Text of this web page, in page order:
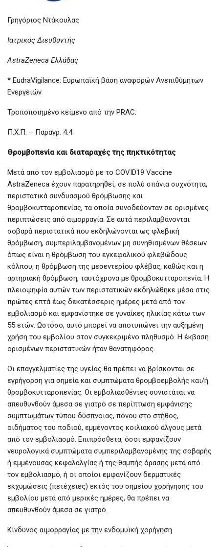
Γρηγόριος Ντάκουλας
Ιατρικός Διευθυντής
AstraZeneca Ελλάδας
* EudraVigilance: Ευρωπαϊκή βάση αναφορών Ανεπιθύμητων
Ενεργειών
Τροποποιημένο κείμενο από την PRAC:
Π.Χ.Π. – Παραγρ. 4.4
Θρομβοπενία και διαταραχές της πηκτικότητας
Μετά από τον εμβολιασμό με το COVID19 Vaccine
AstraZeneca έχουν παρατηρηθεί, σε πολύ σπάνια συχνότητα,
περιστατικά συνδυασμού θρόμβωσης και
θρομβοκυτταροπενίας, τα οποία συνοδεύονταν σε ορισμένες
περιπτώσεις από αιμορραγία. Σε αυτά περιλαμβάνονται
σοβαρά περιστατικά που εκδηλώνονται ως φλεβική
θρόμβωση, συμπεριλαμβανομένων μη συνηθισμένων θέσεων
όπως είναι η θρόμβωση του εγκεφαλικού φλεβώδους
κόλπου, η θρόμβωση της μεσεντερίου φλέβας, καθώς και η
αρτηριακή θρόμβωση, ταυτόχρονα με θρομβοκυτταροπενία. Η
πλειοψηφία αυτών των περιστατικών εκδηλώθηκε μέσα στις
πρώτες επτά έως δεκατέσσερις ημέρες μετά από τον
εμβολιασμό και εμφανίστηκε σε γυναίκες ηλικίας κάτω των
55 ετών. Ωστόσο, αυτό μπορεί να αποτυπώνει την αυξημένη
χρήση του εμβολίου στον συγκεκριμένο πληθυσμό. Η έκβαση
ορισμένων περιστατικών ήταν θανατηφόρος.
Οι επαγγελματίες της υγείας θα πρέπει να βρίσκονται σε
εγρήγορση για σημεία και συμπτώματα θρομβοεμβολής και/ή
θρομβοκυτταροπενίας. Οι εμβολιασθέντες συνιστάται να
απευθυνθούν άμεσα σε γιατρό σε περίπτωση εμφάνισης
συμπτωμάτων τύπου δύσπνοιας, πόνου στο στήθος,
οιδήματος του ποδιού, εμμένοντος κοιλιακού άλγους μετά
από τον εμβολιασμό. Επιπρόσθετα, όσοι εμφανίζουν
νευρολογικά συμπτώματα συμπεριλαμβανομένης της σοβαρής
ή εμμένουσας κεφαλαλγίας ή της θαμπής όρασης μετά από
τον εμβολιασμό, ή οι οποίοι εμφανίζουν δερματικές
εκχυμώσεις (πετέχειες) εκτός του σημείου χορήγησης του
εμβολίου μετά από μερικές ημέρες, θα πρέπει να
απευθυνθούν άμεσα σε γιατρό.
Κίνδυνος αιμορραγίας με την ενδομυϊκή χορήγηση